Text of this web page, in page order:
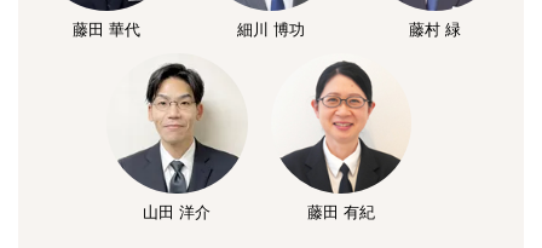
藤田 華代 細川 博功 藤村 緑
山田 洋介 藤田 有紀